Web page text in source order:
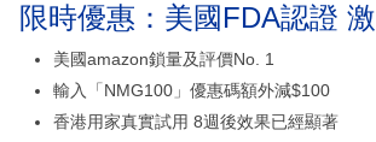
限時優惠：美國FDA認證
美國amazon鎖量及評價No. 1
輸入「NMG100」優惠碼額外減$100
香港用家真實試用 8週後效果已經顯著